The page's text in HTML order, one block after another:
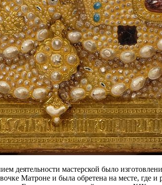
деятельности мастерской было
Матроне и была обретена на месте,